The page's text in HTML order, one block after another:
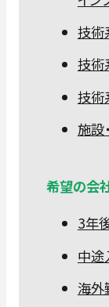
技術
技術
技術
施設
希望の会
3年
中途
海外